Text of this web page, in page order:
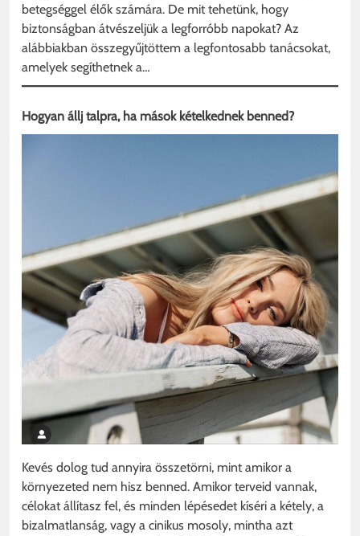
betegséggel élők számára. De mit tehetünk, hogy
biztonságban átvészeljük a legforróbb napokat? Az
alábbiakban összegyűjtöttem a legfontosabb tanácsokat,
amelyek segíthetnek a…
Hogyan állj talpra, ha mások kételkednek benned?
Kevés dolog tud annyira összetörni, mint amikor a
környezeted nem hisz benned. Amikor terveid vannak,
célokat állítasz fel, és minden lépésedet kíséri a kétely, a
bizalmatlanság, vagy a cinikus mosoly, mintha azt